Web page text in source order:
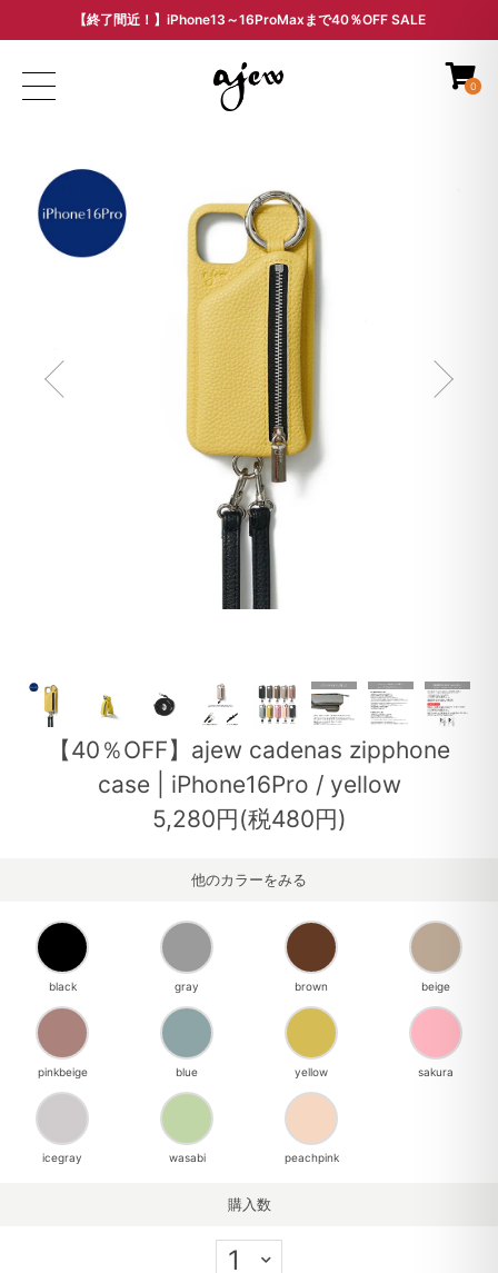
【終了間近！】iPhone13～16ProMaxまで40％OFF SALE
ARCHIVE SALE - 過去モデルをお得な価格で -
0
【40％OFF】ajew cadenas zipphone
case | iPhone16Pro / yellow
5,280円(税480円)
他のカラーをみる
black gray brown beige
pinkbeige blue yellow sakura
icegray wasabi peachpink
購入数